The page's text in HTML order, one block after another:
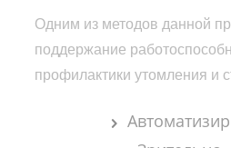
Одним из методов данной
поддержание
профилактики утомления и